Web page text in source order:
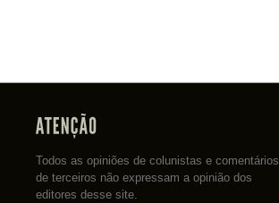
Todos as opiniões de colunistas e comentários
de terceiros não expressam a opinião dos
editores desse site.